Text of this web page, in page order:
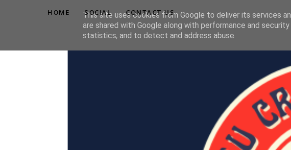
HOME SOCIAL CONTACT US
This site uses cookies from Google to deliver its services
are shared with Google along with performance and
statistics, and to detect and address abuse.